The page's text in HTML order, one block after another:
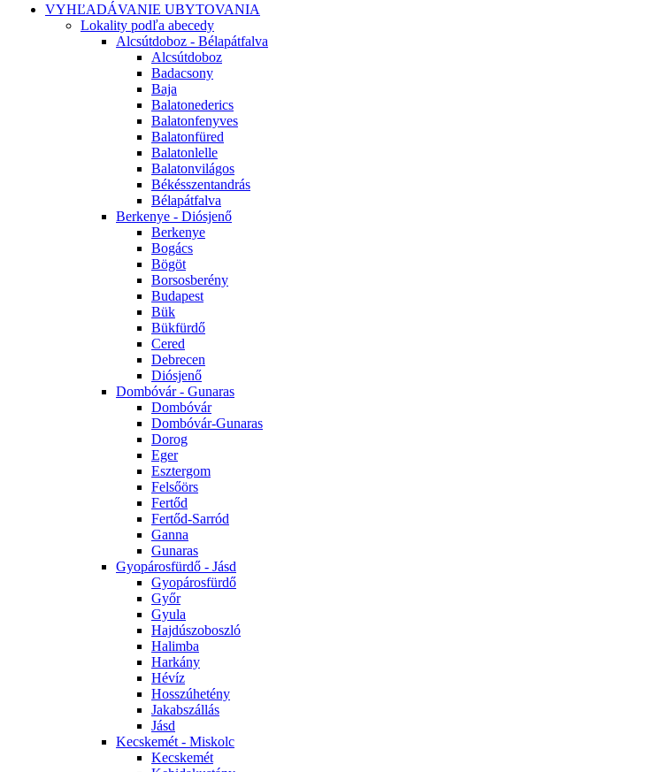
VYHĽADÁVANIE UBYTOVANIA
Lokality podľa abecedy
Alcsútdoboz - Bélapátfalva
Alcsútdoboz
Badacsony
Baja
Balatonederics
Balatonfenyves
Balatonfüred
Balatonlelle
Balatonvilágos
Békésszentandrás
Bélapátfalva
Berkenye - Diósjenő
Berkenye
Bogács
Bögöt
Borsosberény
Budapest
Bük
Bükfürdő
Cered
Debrecen
Diósjenő
Dombóvár - Gunaras
Dombóvár
Dombóvár-Gunaras
Dorog
Eger
Esztergom
Felsőörs
Fertőd
Fertőd-Sarród
Ganna
Gunaras
Gyopárosfürdő - Jásd
Gyopárosfürdő
Győr
Gyula
Hajdúszoboszló
Halimba
Harkány
Hévíz
Hosszúhetény
Jakabszállás
Jásd
Kecskemét - Miskolc
Kecskemét